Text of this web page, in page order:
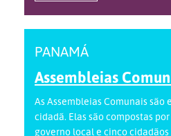
PANAMÁ
Assembleias
As Assembleias Comunais
cidadã. Elas são compostas
governo local e cinco